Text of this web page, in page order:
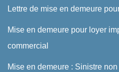
Lettre de mise en demeure
Mise en demeure pour loyer
commercial
Mise en demeure : Sinistre